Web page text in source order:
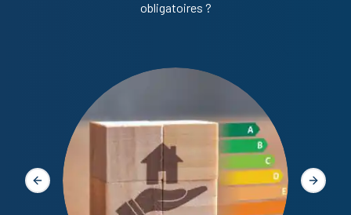
obligatoires ?
Slide précédente Slide